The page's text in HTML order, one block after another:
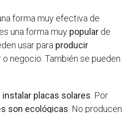
forma muy efectiva de
una forma muy popular de
usar para producir
o negocio. También se pueden
instalar placas solares . Por
son ecológicas . No producen